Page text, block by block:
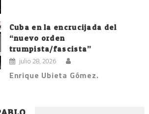
Cuba en la encrucijada del
“nuevo orden
trumpista/fascista”
julio 28, 2026
Enrique Ubieta Gómez.